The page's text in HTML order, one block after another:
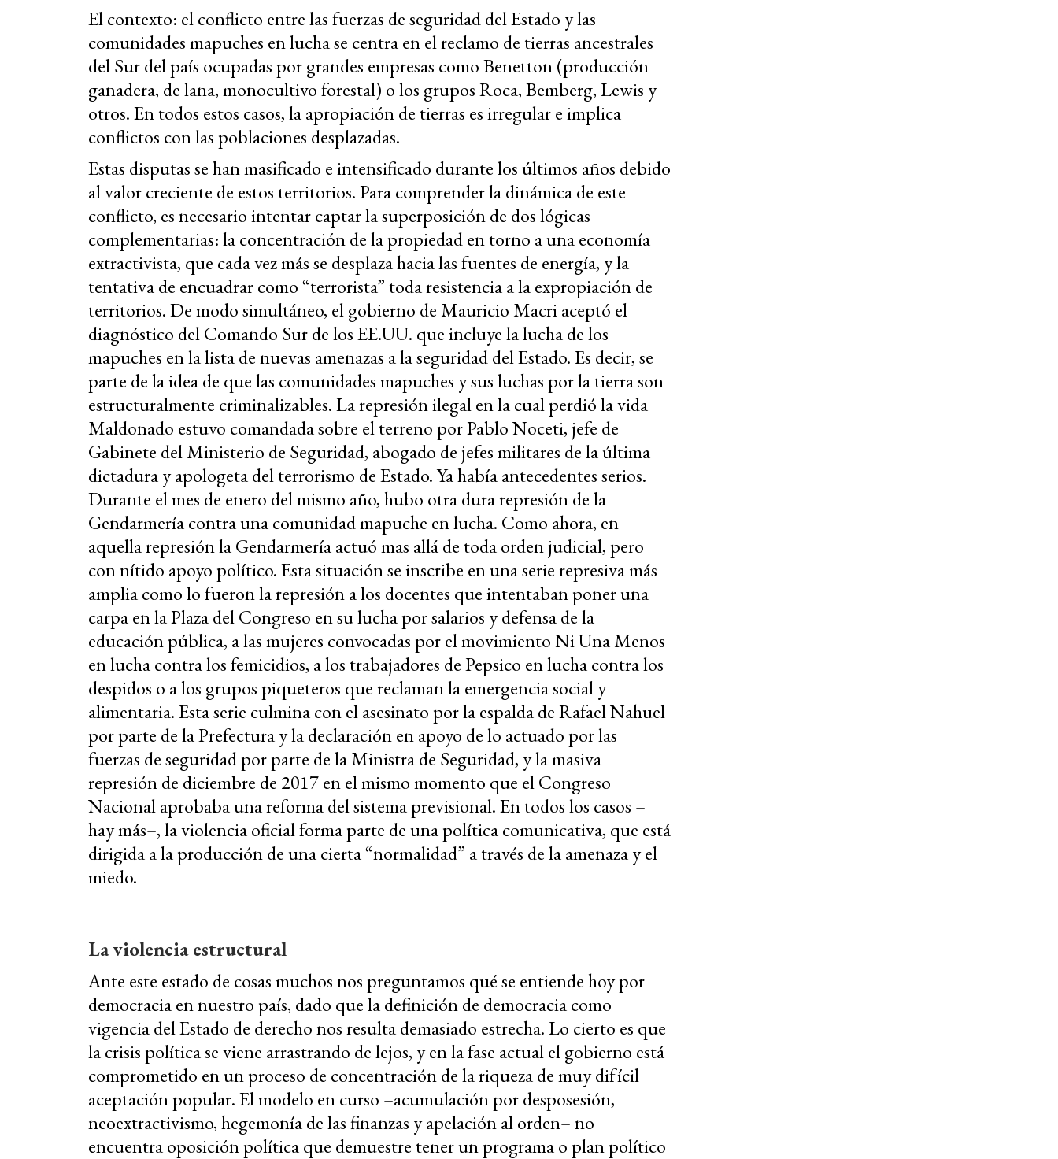
El contexto: el conflicto entre las fuerzas de seguridad del Estado y las
comunidades mapuches en lucha se centra en el reclamo de tierras ancestrales
del Sur del país ocupadas por grandes empresas como Benetton (producción
ganadera, de lana, monocultivo forestal) o los grupos Roca, Bemberg, Lewis y
otros. En todos estos casos, la apropiación de tierras es irregular e implica
conflictos con las poblaciones desplazadas.
Estas disputas se han masificado e intensificado durante los últimos años debido
al valor creciente de estos territorios. Para comprender la dinámica de este
conflicto, es necesario intentar captar la superposición de dos lógicas
complementarias: la concentración de la propiedad en torno a una economía
extractivista, que cada vez más se desplaza hacia las fuentes de energía, y la
tentativa de encuadrar como “terrorista” toda resistencia a la expropiación de
territorios. De modo simultáneo, el gobierno de Mauricio Macri aceptó el
diagnóstico del Comando Sur de los EE.UU. que incluye la lucha de los
mapuches en la lista de nuevas amenazas a la seguridad del Estado. Es decir, se
parte de la idea de que las comunidades mapuches y sus luchas por la tierra son
estructuralmente criminalizables. La represión ilegal en la cual perdió la vida
Maldonado estuvo comandada sobre el terreno por Pablo Noceti, jefe de
Gabinete del Ministerio de Seguridad, abogado de jefes militares de la última
dictadura y apologeta del terrorismo de Estado. Ya había antecedentes serios.
Durante el mes de enero del mismo año, hubo otra dura represión de la
Gendarmería contra una comunidad mapuche en lucha. Como ahora, en
aquella represión la Gendarmería actuó mas allá de toda orden judicial, pero
con nítido apoyo político. Esta situación se inscribe en una serie represiva más
amplia como lo fueron la represión a los docentes que intentaban poner una
carpa en la Plaza del Congreso en su lucha por salarios y defensa de la
educación pública, a las mujeres convocadas por el movimiento Ni Una Menos
en lucha contra los femicidios, a los trabajadores de Pepsico en lucha contra los
despidos o a los grupos piqueteros que reclaman la emergencia social y
alimentaria. Esta serie culmina con el asesinato por la espalda de Rafael Nahuel
por parte de la Prefectura y la declaración en apoyo de lo actuado por las
fuerzas de seguridad por parte de la Ministra de Seguridad, y la masiva
represión de diciembre de 2017 en el mismo momento que el Congreso
Nacional aprobaba una reforma del sistema previsional. En todos los casos –
hay más–, la violencia oficial forma parte de una política comunicativa, que está
dirigida a la producción de una cierta “normalidad” a través de la amenaza y el
miedo.
La violencia estructural
Ante este estado de cosas muchos nos preguntamos qué se entiende hoy por
democracia en nuestro país, dado que la definición de democracia como
vigencia del Estado de derecho nos resulta demasiado estrecha. Lo cierto es que
la crisis política se viene arrastrando de lejos, y en la fase actual el gobierno está
comprometido en un proceso de concentración de la riqueza de muy difícil
aceptación popular. El modelo en curso –acumulación por desposesión,
neoextractivismo, hegemonía de las finanzas y apelación al orden– no
encuentra oposición política que demuestre tener un programa o plan político